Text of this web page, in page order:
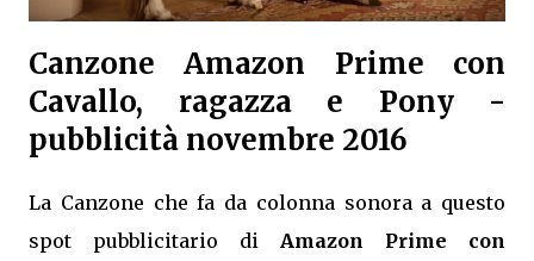
Canzone Amazon Prime con
Cavallo, ragazza e Pony -
pubblicità novembre 2016
La Canzone che fa da colonna sonora a questo
spot pubblicitario di Amazon Prime con